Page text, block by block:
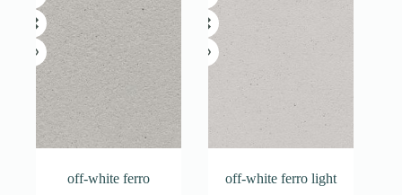
off-white ferro
off-white ferro light